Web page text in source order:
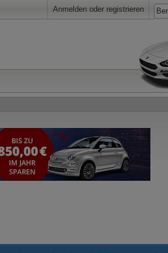
Anmelden oder registrieren